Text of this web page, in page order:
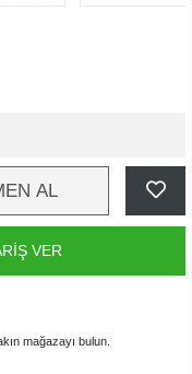
AL
VER
mağazayı bulun.